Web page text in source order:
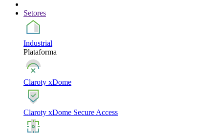
Setores
Industrial
Plataforma
Claroty xDome
Claroty xDome Secure Access